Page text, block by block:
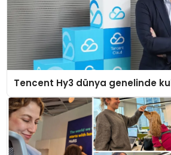
Tencent Hy3 dünya genelinde